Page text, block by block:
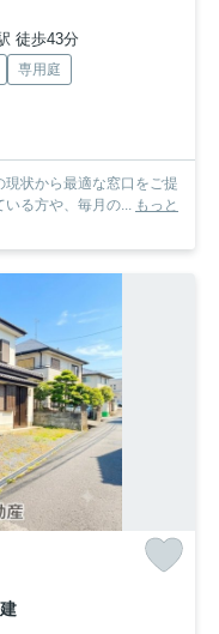
徒歩43分
専用庭
状から最適な窓口をご提
る方や、毎月の... もっと